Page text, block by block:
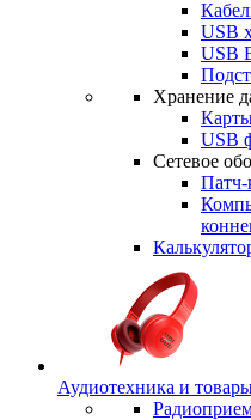
USB
USB
Хранение
USB
Сетевое
Аудиотехника и